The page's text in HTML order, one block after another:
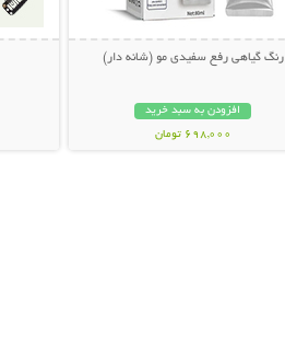
رنگ گیاهی رفع سفیدی مو (شانه دار)
افزودن به سبد خرید
698,000 تومان